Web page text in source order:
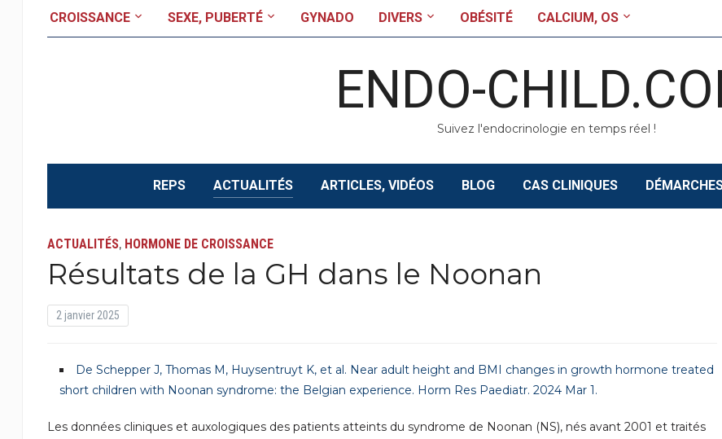
CROISSANCE SEXE, PUBERTÉ GYNADO DIVERS OBÉSITÉ CALCIUM, OS
ENDO-
Suivez l'endocrinologie en temps réel !
REPS ACTUALITÉS ARTICLES, VIDÉOS BLOG CAS CLINIQUES
ACTUALITÉS, HORMONE DE CROISSANCE
Résultats de la GH dans le Noonan
2 janvier 2025
De Schepper J, Thomas M, Huysentruyt K, et al. Near adult height and BMI changes in growth hormone treated
short children with Noonan syndrome: the Belgian experience. Horm Res Paediatr. 2024 Mar 1.
Les données cliniques et auxologiques des patients atteints du syndrome de Noonan (NS), nés avant 2001 et traités